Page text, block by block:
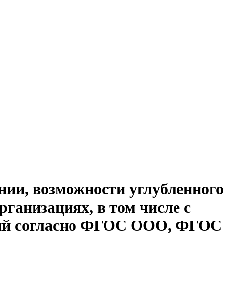
возможности углубленного
в том числе с
согласно ФГОС ООО, ФГОС